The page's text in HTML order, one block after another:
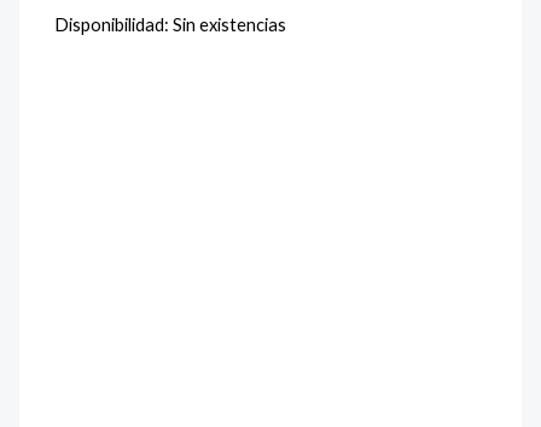
Disponibilidad: Sin existencias